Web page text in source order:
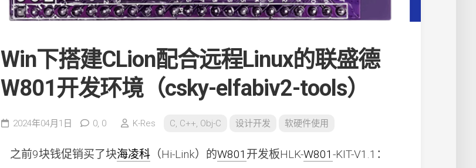
Win下搭建CLion配合远程Linux的联盛德
W801开发环境（csky-elfabiv2-tools）
2024年04月1日 0, 0 K-Res C, C++, Obj-C 设计开发 软硬件使用
之前9块钱促销买了块海凌科 （Hi-Link）的W801 开发板HLK-W801-KIT-V1.1：